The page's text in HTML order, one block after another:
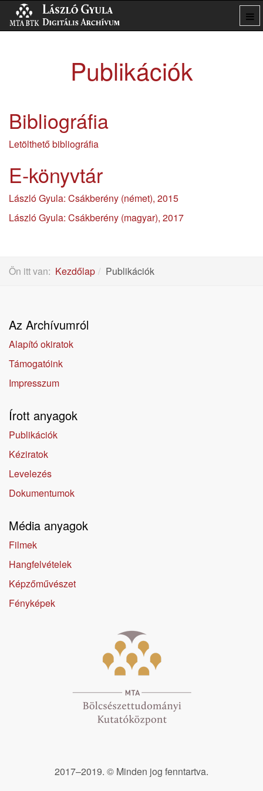
Publikációk
Bibliográfia
Letölthető bibliográfia
E-könyvtár
László Gyula: Csákberény (német), 2015
László Gyula: Csákberény (magyar), 2017
Ön itt van: Kezdőlap Publikációk
Az Archívumról
Alapító okiratok
Támogatóink
Impresszum
Írott anyagok
Publikációk
Kéziratok
Levelezés
Dokumentumok
Média anyagok
Filmek
Hangfelvételek
Képzőművészet
Fényképek
2017–2019. © Minden jog fenntartva.